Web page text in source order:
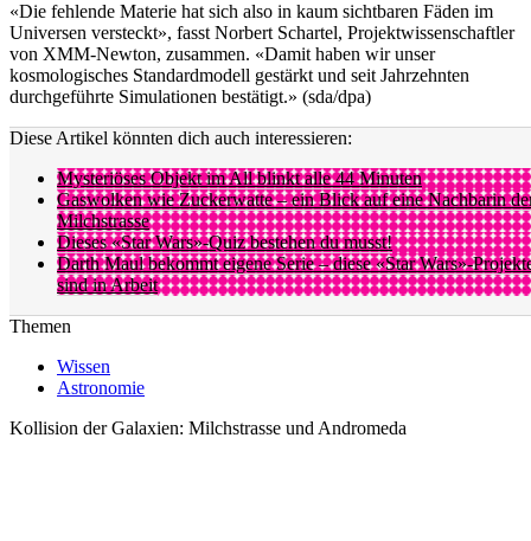
«Die fehlende Materie hat sich also in kaum sichtbaren Fäden im
Universen versteckt», fasst Norbert Schartel, Projektwissenschaftler
von XMM-Newton, zusammen. «Damit haben wir unser
kosmologisches Standardmodell gestärkt und seit Jahrzehnten
durchgeführte Simulationen bestätigt.» (sda/dpa)
Diese Artikel könnten dich auch interessieren:
Mysteriöses Objekt im All blinkt alle 44 Minuten
Gaswolken wie Zuckerwatte – ein Blick auf eine Nachbarin
Milchstrasse
Dieses «Star Wars»-Quiz bestehen du musst!
Darth Maul bekommt eigene Serie – diese «Star Wars»-
sind in Arbeit
Themen
Wissen
Astronomie
Kollision der Galaxien: Milchstrasse und Andromeda